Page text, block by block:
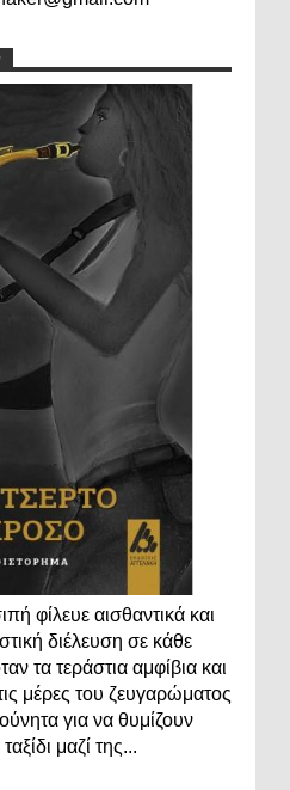
φίλευε αισθαντικά και
διέλευση σε κάθε
τα τεράστια αμφίβια και
μέρες του ζευγαρώματος
για να θυμίζουν
μαζί της...